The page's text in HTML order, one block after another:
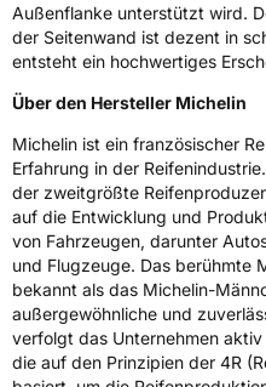
Außenflanke unterstützt wird.
der Seitenwand ist dezent in
entsteht ein hochwertiges
Über den Hersteller Michelin
Michelin ist ein französischer
Erfahrung in der
der zweitgrößte
auf die Entwicklung und
von Fahrzeugen, darunter
und Flugzeuge. Das berühmte
bekannt als das Michelin-
außergewöhnliche und
verfolgt das Unternehmen
die auf den Prinzipien der 4R